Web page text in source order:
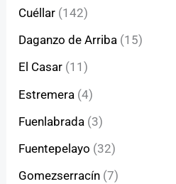
Cuéllar (142)
Daganzo de Arriba (15)
El Casar (11)
Estremera (4)
Fuenlabrada (3)
Fuentepelayo (32)
Gomezserracín (7)